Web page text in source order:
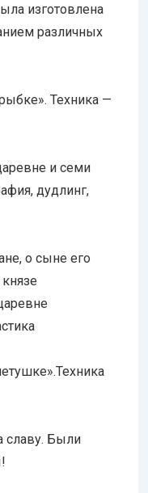
изготовлена
различных
Техника —
и семи
дудлинг,
о сыне его
славу. Были